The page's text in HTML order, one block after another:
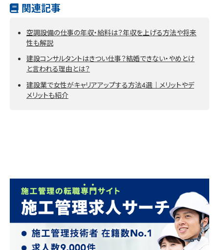
関連記事
空調設備の仕事の年収・給料は？年収を上げる方法や将来
性も解説
建設コンサルタントはきつい仕事？結婚できない・やめとけ
と言われる理由とは？
建設業で女性がキャリアアップする方法4選｜メリットやデ
メリットも紹介